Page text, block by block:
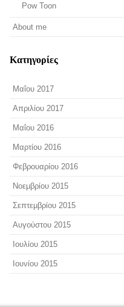
Pow Toon
About me
Κατηγορίες
Μαΐου 2017
Απριλίου 2017
Μαΐου 2016
Μαρτίου 2016
Φεβρουαρίου 2016
Νοεμβρίου 2015
Σεπτεμβρίου 2015
Αυγούστου 2015
Ιουλίου 2015
Ιουνίου 2015